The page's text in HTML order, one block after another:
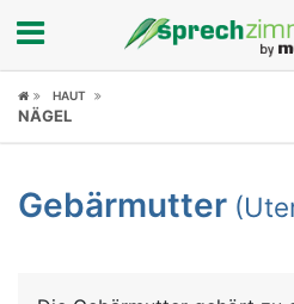
Fokus
Symptome
HAUT
NÄGEL
Gebärmutter